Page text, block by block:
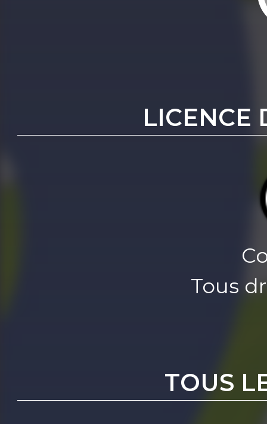
LICENCE
Tous
TOUS